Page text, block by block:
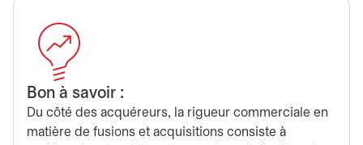
Bon à savoir :
Du côté des acquéreurs, la rigueur commerciale en
matière de fusions et acquisitions consiste à